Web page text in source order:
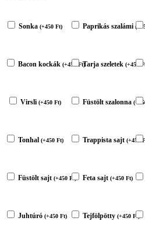
Sonka(+450Ft) Paprikás szalámi (+
Bacon kockák (+450Ft)
Tarja szeletek (+450
Virsli (+450 Ft) Füstölt szalonna (+
Tonhal (+450 Ft) Trappista sajt (+450
Füstölt sajt (+450 Ft) Feta sajt (+450 Ft)
Juhtúró (+450 Ft) Tejfölpötty (+450 Ft)